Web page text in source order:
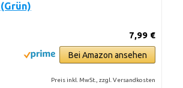
(Grün)
7,99 €
Bei Amazon ansehen
Preis inkl. MwSt., zzgl. Versandkosten